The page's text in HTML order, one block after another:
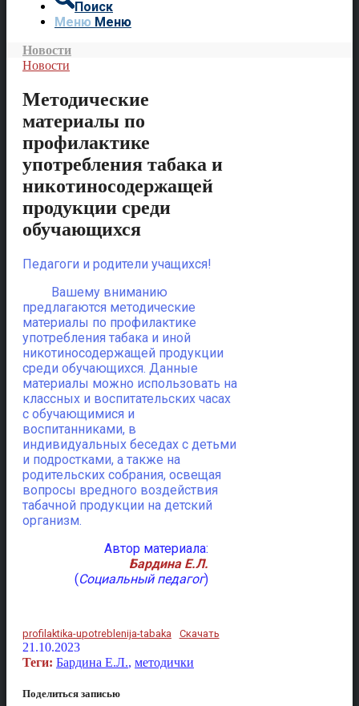
Поиск
Меню Меню
Новости
Новости
Методические
материалы по
профилактике
употребления табака и
никотиносодержащей
продукции среди
обучающихся
Педагоги и родители учащихся!
Вашему вниманию
предлагаются методические
материалы по профилактике
употребления табака и иной
никотиносодержащей продукции
среди обучающихся. Данные
материалы можно использовать на
классных и воспитательских часах
с обучающимися и
воспитанниками, в
индивидуальных беседах с детьми
и подростками, а также на
родительских собрания, освещая
вопросы вредного воздействия
табачной продукции на детский
организм.
Автор материала:
Бардина Е.Л.
(Социальный педагог)
profilaktika-upotreblenija-tabaka Скачать
21.10.2023
Теги: Бардина Е.Л., методички
Поделиться записью